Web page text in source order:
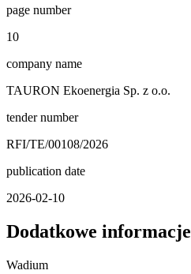
page number
10
company name
TAURON Ekoenergia Sp. z o.o.
tender number
RFI/TE/00108/2026
publication date
2026-02-10
Dodatkowe informacje
Wadium